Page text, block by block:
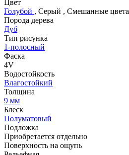
Цвет
Голубой , Серый , Смешанные цвета
Порода дерева
Дуб
Тип рисунка
1-полосный
Фаска
4V
Водостойкость
Влагостойкий
Толщина
9 мм
Блеск
Полуматовый
Подложка
Приобретается отдельно
Поверхность на ощупь